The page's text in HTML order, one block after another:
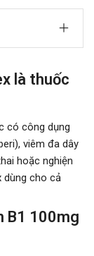
là thuốc
có công dụng
viêm đa dây
hoặc nghiện
dùng cho cả
B1 100mg